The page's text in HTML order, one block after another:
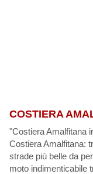
COSTIERA
"Costiera Amalfitana
Costiera Amalfitana:
strade più belle da
moto indimenticabile